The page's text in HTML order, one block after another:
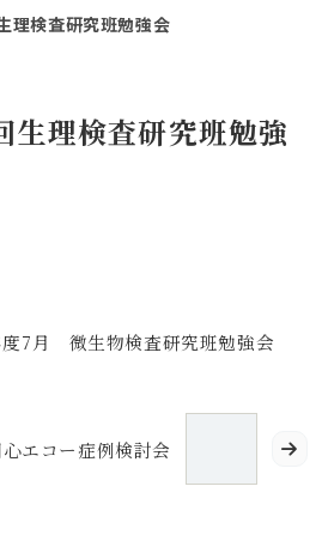
理検査研究班勉強会
生理検査研究班勉強
7月 微生物検査研究班勉強会
エコー症例検討会